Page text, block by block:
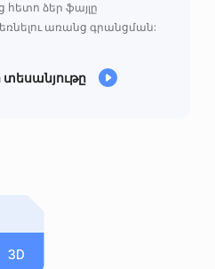
հետո ձեր ֆայլը
առանց գրանցման:
տեսանյութը
3D